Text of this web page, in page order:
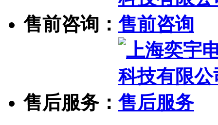
售前咨询：
售后服务：